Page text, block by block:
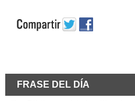
FRASE DEL DÍA